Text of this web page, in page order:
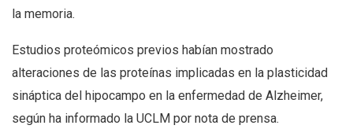
la memoria.
Estudios proteómicos previos habían mostrado
alteraciones de las proteínas implicadas en la plasticidad
sináptica del hipocampo en la enfermedad de Alzheimer,
según ha informado la UCLM por nota de prensa.